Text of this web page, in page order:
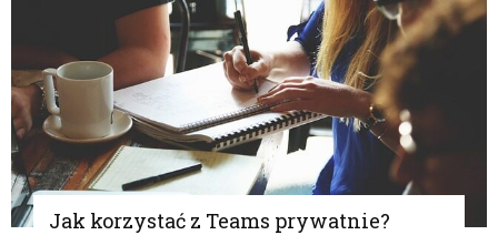
Jak korzystać z Teams prywatnie?